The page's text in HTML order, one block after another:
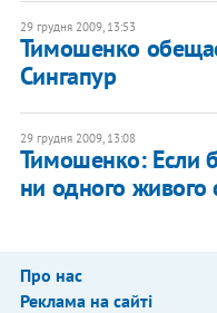
29 грудня 2009, 13:53
Тимошенко
Сингапур
29 грудня 2009, 13:08
Тимошенко: Если
ни одного живого
Про нас
Реклама на сайті